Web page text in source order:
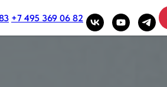
+7 495 369 06 82